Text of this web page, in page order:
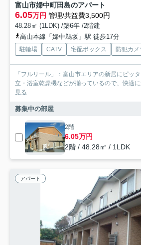
富山市婦中町田島のアパート
6.05万円 管理/共益費3,500円
48.28㎡ (1LDK) /築6年 /2階建
高山本線「婦中鵜坂」駅 徒歩17分
駐輪場 CATV 宅配ボックス 防犯カメ
「フルリール」：富山市エリアの新居にピッ
立・浴室乾燥機などが揃っているので、快適
見る
募集中の部屋
2階
6.05万円
2階 / 48.28㎡ / 1LDK
アパート